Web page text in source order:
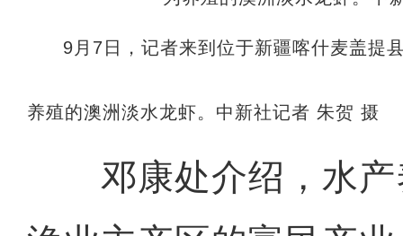
9月7日，记者来到位于新疆喀什麦盖提
养殖的澳洲淡水龙虾。中新社记者 朱贺 摄
邓康处介绍，水产